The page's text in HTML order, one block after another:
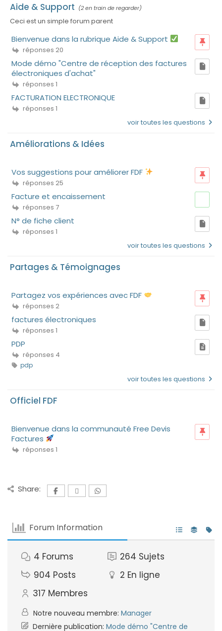
Aide & Support (2 en train de regarder)
Ceci est un simple forum parent
Bienvenue dans la rubrique Aide & Support
réponses 20
Mode démo "Centre de réception des factures
électroniques d'achat"
réponses 1
FACTURATION ELECTRONIQUE
réponses 1
voir toutes les questions
Améliorations & Idées
Vos suggestions pour améliorer FDF
réponses 25
Facture et encaissement
réponses 7
N° de fiche client
réponses 1
voir toutes les questions
Partages & Témoignages
Partagez vos expériences avec FDF
réponses 2
factures électroniques
réponses 1
PDP
réponses 4
pdp
voir toutes les questions
Officiel FDF
Bienvenue dans la communauté Free Devis
Factures
réponses 1
Share:
Forum Information
4 Forums 264 Sujets
904 Posts 2 En ligne
317 Membres
Notre nouveau membre: Manager
Dernière publication: Mode démo "Centre de